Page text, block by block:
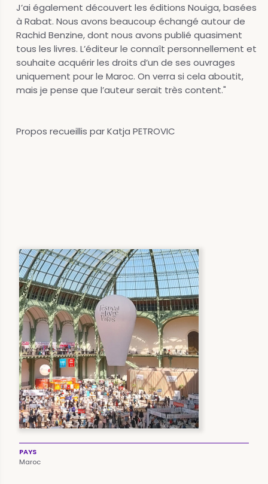
J’ai également découvert les éditions Nouiga, basées
à Rabat. Nous avons beaucoup échangé autour de
Rachid Benzine, dont nous avons publié quasiment
tous les livres. L’éditeur le connaît personnellement et
souhaite acquérir les droits d’un de ses ouvrages
uniquement pour le Maroc. On verra si cela aboutit,
mais je pense que l’auteur serait très content."
Propos recueillis par Katja PETROVIC
PAYS
Maroc